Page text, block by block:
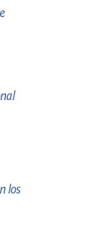
los